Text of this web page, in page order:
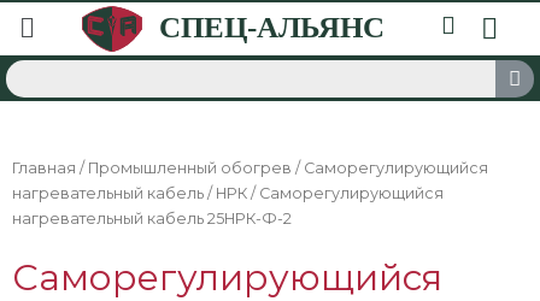
Главная / Промышленный обогрев / Саморегулирующийся
нагревательный кабель / НРК / Саморегулирующийся
нагревательный кабель 25НРК-Ф-2
Саморегулирующийся